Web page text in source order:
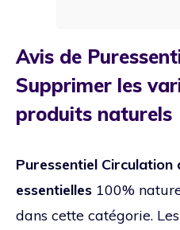
Avis de
Supprimer les
produits naturels
Puressentiel Circulation
essentielles 100%
dans cette catégorie.